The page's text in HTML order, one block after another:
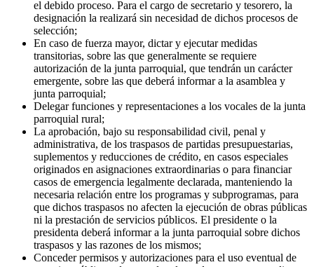
el debido proceso. Para el cargo de secretario y tesorero, la
designación la realizará sin necesidad de dichos procesos de
selección;
En caso de fuerza mayor, dictar y ejecutar medidas
transitorias, sobre las que generalmente se requiere
autorización de la junta parroquial, que tendrán un carácter
emergente, sobre las que deberá informar a la asamblea y
junta parroquial;
Delegar funciones y representaciones a los vocales de la junta
parroquial rural;
La aprobación, bajo su responsabilidad civil, penal y
administrativa, de los traspasos de partidas presupuestarias,
suplementos y reducciones de crédito, en casos especiales
originados en asignaciones extraordinarias o para financiar
casos de emergencia legalmente declarada, manteniendo la
necesaria relación entre los programas y subprogramas, para
que dichos traspasos no afecten la ejecución de obras públicas
ni la prestación de servicios públicos. El presidente o la
presidenta deberá informar a la junta parroquial sobre dichos
traspasos y las razones de los mismos;
Conceder permisos y autorizaciones para el uso eventual de